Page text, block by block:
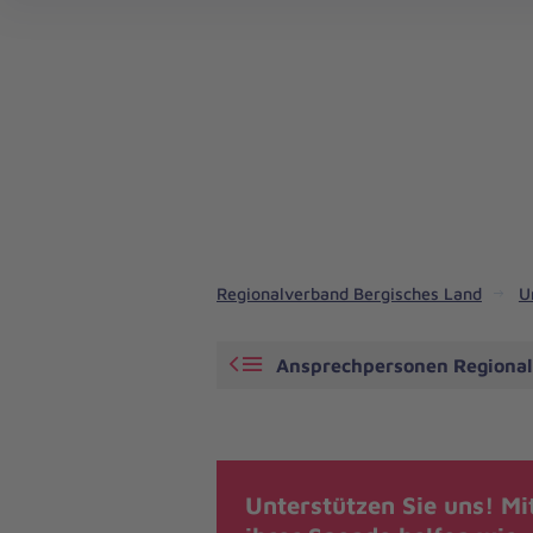
Regionalverband Bergisches Land
Ansprechpersonen
Unterstützen Sie uns!